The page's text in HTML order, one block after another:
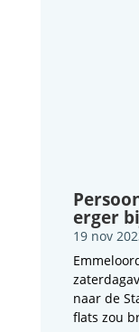
erger
19 nov
naar de
flats zou